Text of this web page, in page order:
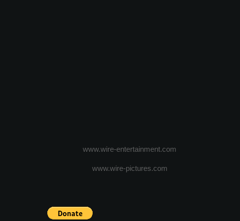
www.wire-entertainment.com
www.wire-pictures.com